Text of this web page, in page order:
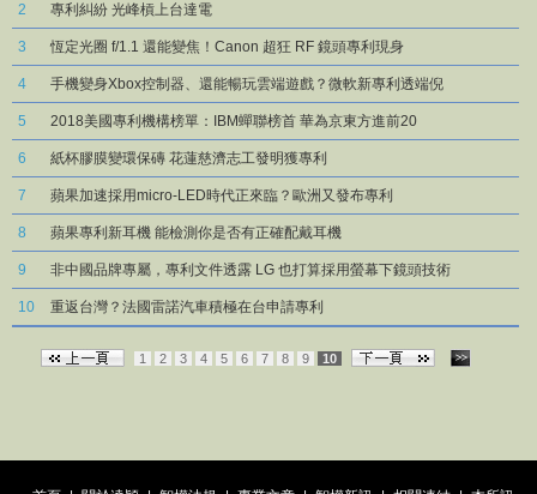
2 專利糾紛 光峰槓上台達電
3 恆定光圈 f/1.1 還能變焦！Canon 超狂 RF 鏡頭專利現身
4 手機變身Xbox控制器、還能暢玩雲端遊戲？微軟新專利透端倪
5 2018美國專利機構榜單：IBM蟬聯榜首 華為京東方進前20
6 紙杯膠膜變環保磚 花蓮慈濟志工發明獲專利
7 蘋果加速採用micro-LED時代正來臨？歐洲又發布專利
8 蘋果專利新耳機 能檢測你是否有正確配戴耳機
9 非中國品牌專屬，專利文件透露 LG 也打算採用螢幕下鏡頭技術
10 重返台灣？法國雷諾汽車積極在台申請專利
1 2 3 4 5 6 7 8 9 10